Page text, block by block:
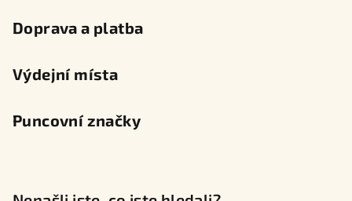
Doprava a platba
Výdejní místa
Puncovní značky